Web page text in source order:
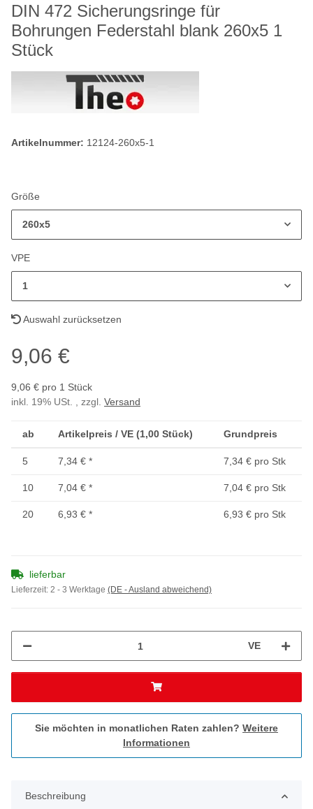
DIN 472 Sicherungsringe für
Bohrungen Federstahl blank 260x5 1
Stück
Artikelnummer: 12124-260x5-1
Größe
260x5
VPE
1
Auswahl zurücksetzen
9,06 €
9,06 € pro 1 Stück
inkl. 19% USt. , zzgl. Versand
ab Artikelpreis / VE (1,00 Stück) Grundpreis
5 7,34 € * 7,34 € pro Stk
10 7,04 € * 7,04 € pro Stk
20 6,93 € * 6,93 € pro Stk
lieferbar
Lieferzeit: 2 - 3 Werktage (DE - Ausland abweichend)
VE
Sie möchten in monatlichen Raten zahlen? Weitere
Informationen
Beschreibung